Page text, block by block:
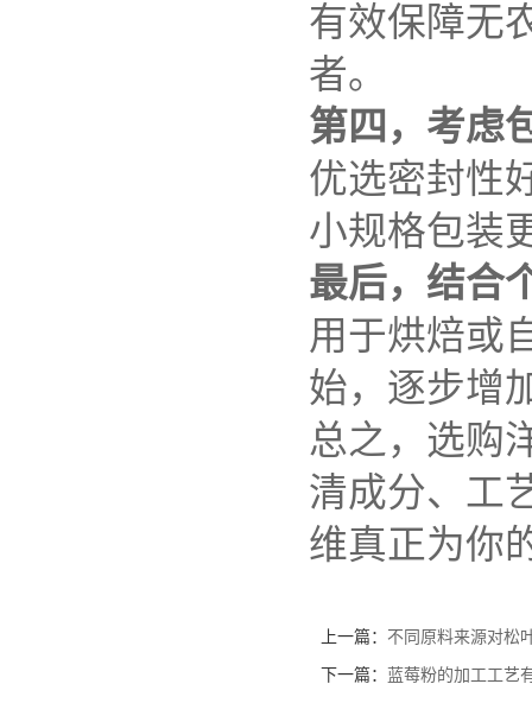
有效保障无
者。
第四，考虑
优选密封性
小规格包装
最后，结合
用于烘焙或
始，逐步增
总之，选购
清成分、工
维真正为你
上一篇： 不同原料来源对松
下一篇： 蓝莓粉的加工工艺